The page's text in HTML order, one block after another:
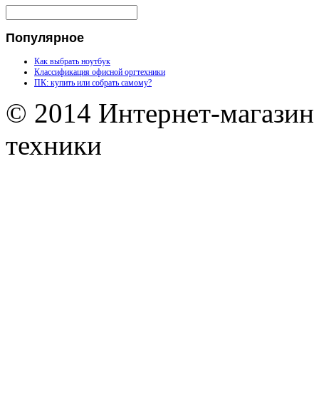
Популярное
Как выбрать ноутбук
Классификация офисной оргтехники
ПК: купить или собрать самому?
© 2014 Интернет-
техники